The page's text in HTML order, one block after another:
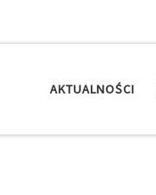
AKTUALNOŚCI